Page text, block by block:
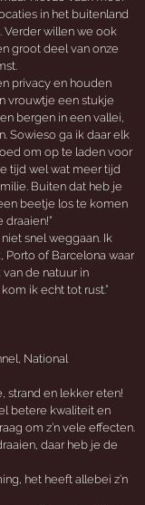
in het buitenland
Verder willen we ook
groot deel van onze
privacy en houden
vrouwtje een stukje
bergen in een vallei,
Sowieso ga ik daar elk
om op te laden voor
tijd wel wat meer tijd
Buiten dat heb je
beetje los te komen
snel weggaan. Ik
Porto of Barcelona waar
de natuur in
ik echt tot rust.”
National
strand en lekker eten!
betere kwaliteit en
om z’n vele effecten.
daar heb je de
het heeft allebei z’n